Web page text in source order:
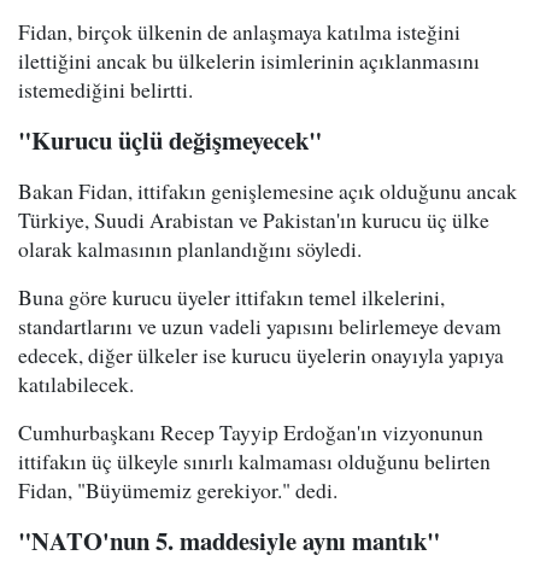
Fidan, birçok ülkenin de anlaşmaya katılma isteğini
ilettiğini ancak bu ülkelerin isimlerinin açıklanmasını
istemediğini belirtti.
"Kurucu üçlü değişmeyecek"
Bakan Fidan, ittifakın genişlemesine açık olduğunu ancak
Türkiye, Suudi Arabistan ve Pakistan'ın kurucu üç ülke
olarak kalmasının planlandığını söyledi.
Buna göre kurucu üyeler ittifakın temel ilkelerini,
standartlarını ve uzun vadeli yapısını belirlemeye devam
edecek, diğer ülkeler ise kurucu üyelerin onayıyla yapıya
katılabilecek.
Cumhurbaşkanı Recep Tayyip Erdoğan'ın vizyonunun
ittifakın üç ülkeyle sınırlı kalmaması olduğunu belirten
Fidan, "Büyümemiz gerekiyor." dedi.
"NATO'nun 5. maddesiyle aynı mantık"